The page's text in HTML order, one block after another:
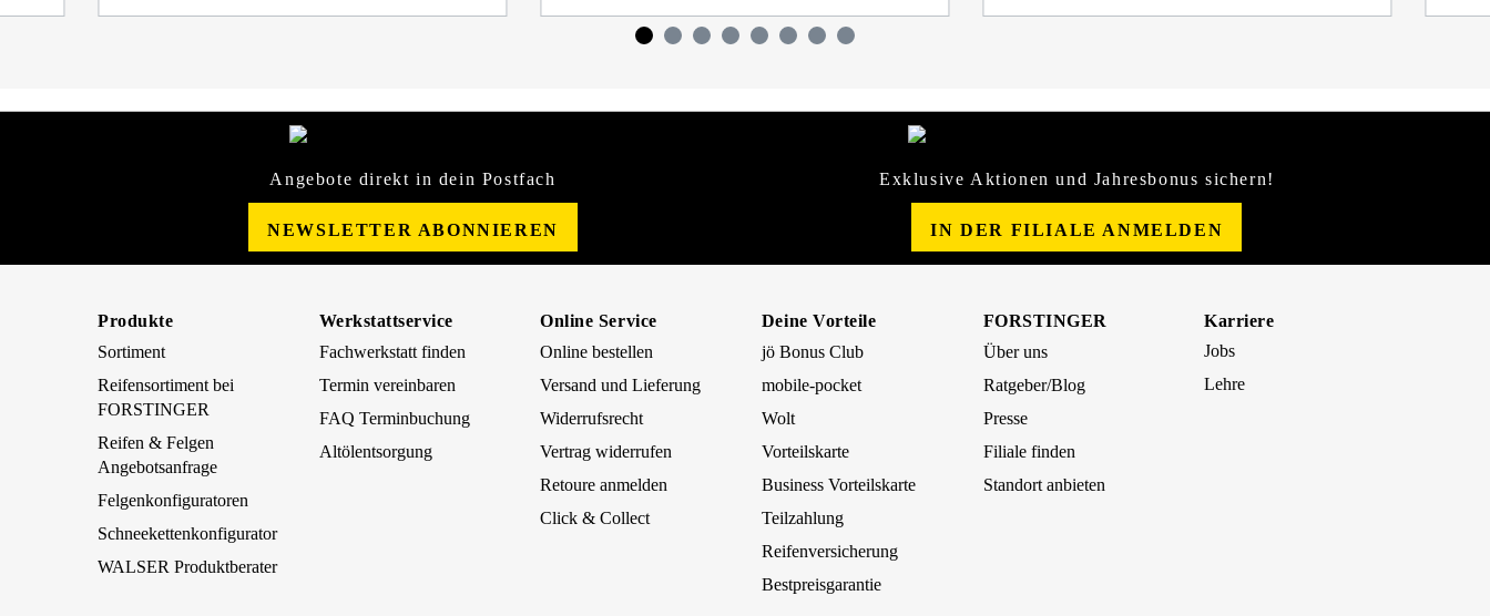
Angebote direkt in dein Postfach
NEWSLETTER ABONNIEREN
Exklusive Aktionen und Jahresbonus sichern!
IN DER FILIALE ANMELDEN
Produkte
Sortiment
Reifensortiment bei
FORSTINGER
Reifen & Felgen
Angebotsanfrage
Felgenkonfiguratoren
Schneekettenkonfigurator
WALSER Produktberater
Werkstattservice
Fachwerkstatt finden
Termin vereinbaren
FAQ Terminbuchung
Altölentsorgung
Online Service
Online bestellen
Versand und Lieferung
Widerrufsrecht
Vertrag widerrufen
Retoure anmelden
Click & Collect
Deine Vorteile
jö Bonus Club
mobile-pocket
Wolt
Vorteilskarte
Business Vorteilskarte
Teilzahlung
Reifenversicherung
Bestpreisgarantie
FORSTINGER
Über uns
Ratgeber/Blog
Presse
Filiale finden
Standort anbieten
Karriere
Jobs
Lehre